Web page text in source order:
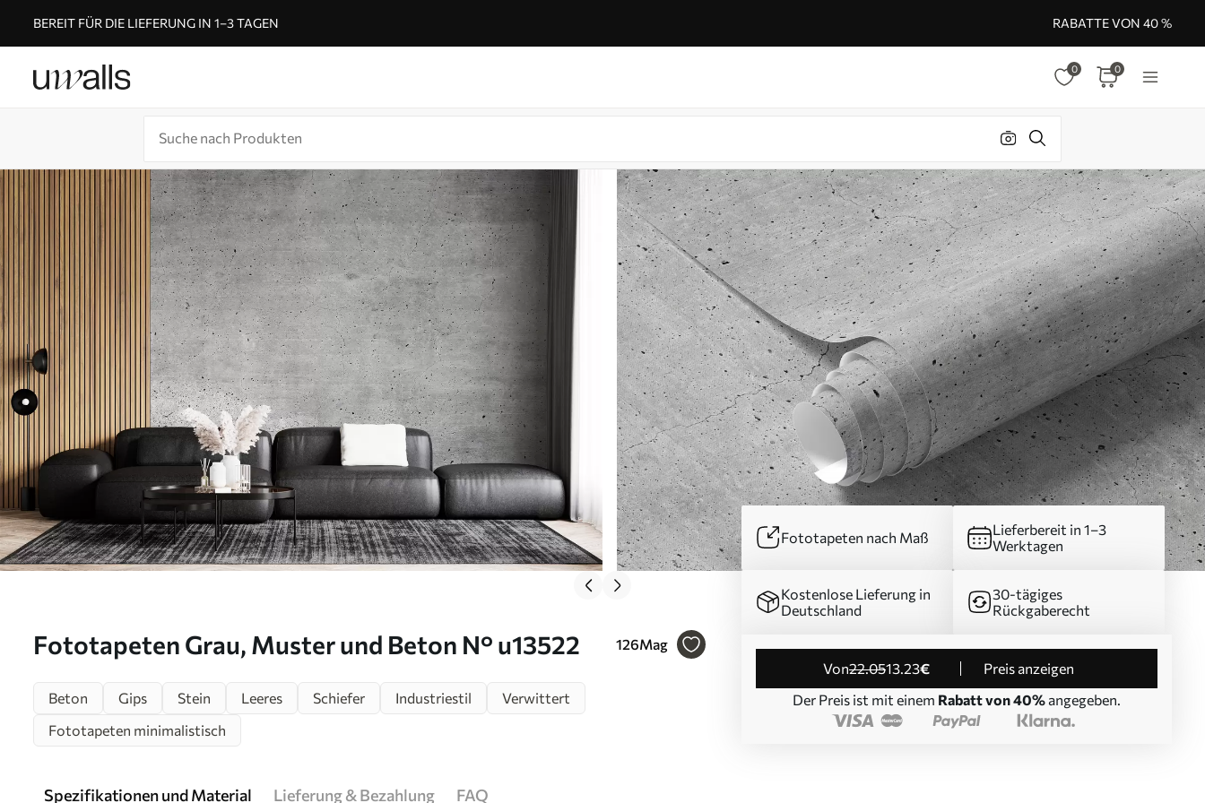
BEREIT FÜR DIE LIEFERUNG IN 1–3 TAGEN RABATTE VON 40 %
0 0
Fototapeten Grau, Muster und Beton N° u13522 126Mag
Fototapeten nach Maß
Lieferbereit in 1–3
Werktagen
Kostenlose Lieferung in
Deutschland
30-tägiges
Rückgaberecht
von22.0513.23€
Preis anzeigen
Der Preis ist mit einem Rabatt von 40% angegeben.
Beton Gips Stein Leeres Schiefer Industriestil
Verwittert
Fototapeten minimalistisch
Spezifikationen und Material Lieferung & Bezahlung FAQ